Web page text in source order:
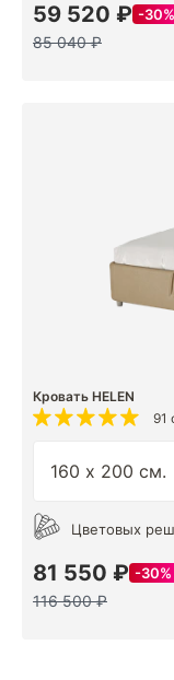
59 520 ₽ 30%
85 040 ₽
Кровать HELEN
91
Цветовых
81 550 ₽ 30%
116 500 ₽